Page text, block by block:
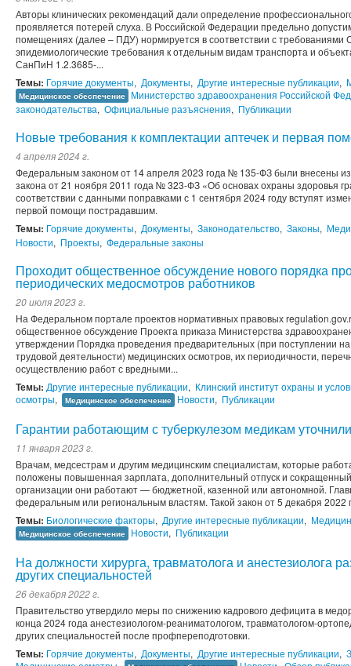
Авторы клинических рекомендаций дали определение
проявляется потерей слуха. В Российской Федерации предельно
помещениях (далее – ПДУ) нормируется в соответствии с
эпидемиологические требования к отдельным видам транспорта и
СанПиН 1.2.3685-...
Темы: Горячие документы, Документы, Другие интересные публикации,
Медицинское обеспечение Министерство здравоохранения Российской
законодательства, Официальные разъяснения, Публикации
Новые требования к комплектации аптечек и первая
4 апреля 2024 г.
Федеральным законом от 14 апреля 2023 года № 135-ФЗ были внесены
закона от 21 ноября 2011 года № 323-ФЗ «Об основах охраны здоровья
соответствии с данными поправками с 1 сентября 2024 году вступят
первой помощи пострадавшим.
Темы: Горячие документы, Документы, Законодательство, Законы,
Новости, Проекты, Федеральные законы
Проходит общественное обсуждение нового порядка
периодических медосмотров работников
20 июля 2023 г.
На Федеральном портале проектов нормативных правовых
общественное обсуждение Проекта приказа Министерства
утверждении Порядка проведения предварительных (при поступлении
трудовой деятельности) медицинских осмотров, их периодичности,
осуществлению работ с вредными...
Темы: Другие интересные публикации, Клинский институт охраны и
осмотры, Медицинское обеспечение Новости, Публикации
Гарантии работающим с туберкулезом медикам уточнили
11 января 2023 г.
Врачам, медсестрам и другим медицинским специалистам, которые
положены повышенная зарплата, дополнительный отпуск и сокращенный
организации они работают — бюджетной, казенной или автономной.
федеральным или региональным властям. Такой закон от 5 декабря 2022
Темы: Биологические факторы, Другие интересные публикации,
Медицинское обеспечение Новости, Публикации
На должности хирурга, травматолога и анестезиолога
других специальностей
26 декабря 2022 г.
Правительство утвердило меры по снижению кадрового дефицита в
конца 2024 года анестезиологом-реаниматологом, травматологом-
других специальностей после профпереподготовки.
Темы: Горячие документы, Документы, Другие интересные публикации,